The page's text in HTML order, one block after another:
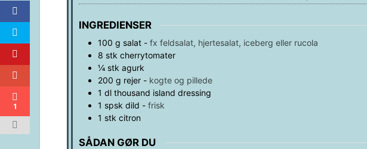
INGREDIENSER
100 g salat- fx feldsalat, hjertesalat, iceberg eller rucola
8 stk cherrytomater
¼ stk agurk
200 g rejer- kogte og pillede
1 dl thousand island dressing
1 spsk dild - frisk
1 stk citron
SÅDAN GØR DU
1